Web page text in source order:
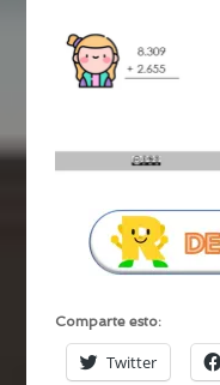
Comparte esto:
Twitter